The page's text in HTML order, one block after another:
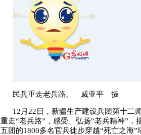
民兵重走老兵路。 戚亚平 摄
12月22日，新疆生产建设兵团第十二
重走“老兵路”，感受、弘扬“老兵精神”
五团的1800多名官兵徒步穿越“死亡之海